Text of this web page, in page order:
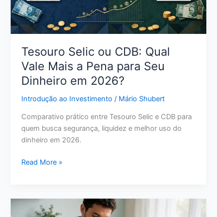
Certa
para
Seu
Tesouro Selic ou CDB: Qual
Vale Mais a Pena para Seu
Dinheiro em 2026?
Introdução ao Investimento / Mário Shubert
Comparativo prático entre Tesouro Selic e CDB para
quem busca segurança, liquidez e melhor uso do
dinheiro em 2026.
Tesouro
CDB:
Read More »